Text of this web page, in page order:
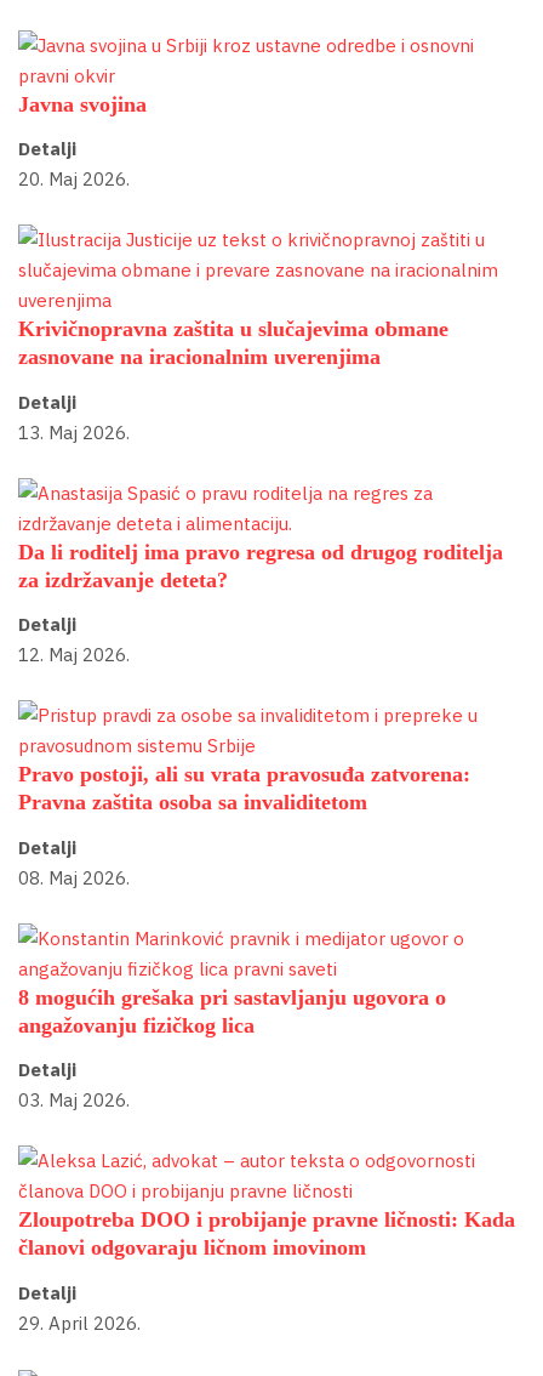
Javna svojina
Detalji
20. Maj 2026.
Krivičnopravna zaštita u slučajevima obmane
zasnovane na iracionalnim uverenjima
Detalji
13. Maj 2026.
Da li roditelj ima pravo regresa od drugog roditelja
za izdržavanje deteta?
Detalji
12. Maj 2026.
Pravo postoji, ali su vrata pravosuđa zatvorena:
Pravna zaštita osoba sa invaliditetom
Detalji
08. Maj 2026.
8 mogućih grešaka pri sastavljanju ugovora o
angažovanju fizičkog lica
Detalji
03. Maj 2026.
Zloupotreba DOO i probijanje pravne ličnosti: Kada
članovi odgovaraju ličnom imovinom
Detalji
29. April 2026.